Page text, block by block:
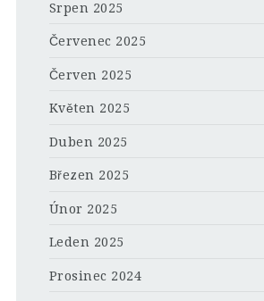
Srpen 2025
Červenec 2025
Červen 2025
Květen 2025
Duben 2025
Březen 2025
Únor 2025
Leden 2025
Prosinec 2024